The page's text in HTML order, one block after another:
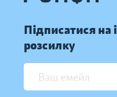
Підписатися на
розсилку